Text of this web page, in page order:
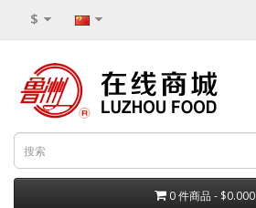
$
0 件商品 - $0.000